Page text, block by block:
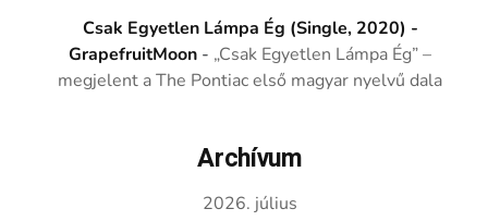
Csak Egyetlen Lámpa Ég (Single, 2020) -
GrapefruitMoon - „Csak Egyetlen Lámpa Ég” –
megjelent a The Pontiac első magyar nyelvű dala
Archívum
2026. július